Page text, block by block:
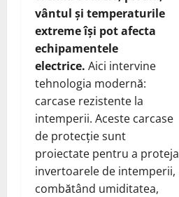
vântul și temperaturile
extreme își pot afecta
echipamentele
electrice. Aici intervine
tehnologia modernă:
carcase rezistente la
intemperii. Aceste carcase
de protecție sunt
proiectate pentru a proteja
invertoarele de intemperii,
combătând umiditatea,